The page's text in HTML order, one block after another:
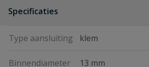
Specificaties
Type aansluiting klem
Binnendiameter 13 mm